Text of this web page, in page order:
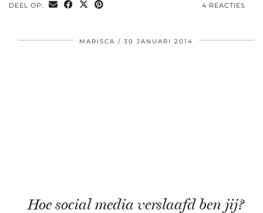
DEEL OP: 4 REACTIES
MARISCA 30 JANUARI 2014
Hoe social media verslaafd ben jij?